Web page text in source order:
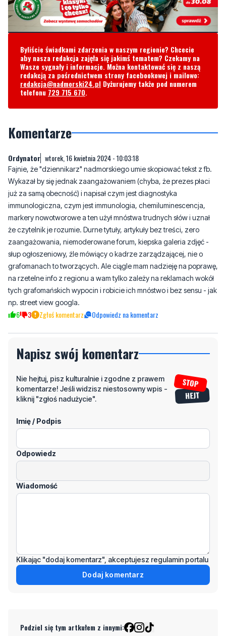
Byliście świadkami zdarzenia w naszym regionie? Chcecie
aby nasza redakcja zajęła się jakimś tematem? Czekamy na
Wasze sygnały i informacje. Można kontaktować się z naszą
redakcja@nadmorski24.plDyżurujemy także pod numerem
telefonu729 715 670.
Komentarze
Fajnie, że "dziennikarz" nadmorskiego umie skopiować tekst z fb.
już za samą obecność) i napisał czym jest diagnostyka
immunologiczna, czym jest immunologia, chemiluminescencja,
markery nowotworowe a ten użył mnóstwa trudnych słów i uznał
że czytelnik je rozumie. Durne tytuły, artykuły bez treści, zero
zaangażowania, niemoderowane forum, kiepska galeria zdjęć -
słup ogłoszeniowy, źle mówiący o kadrze zarządzającej, nie o
grafomanach to tworzących. Ale ciągle mam nadzieję na poprawę,
na rzetelne info z regionu a wam tylko zależy na reklamach wokół
tych grafomańskich wypocin i robicie ich mnóstwo i bez sensu - jak
np. street view googla.
6 3 Zgłoś komentarz Odpowiedz na komentarz
Napisz swój komentarz
komentarze! Jeśli widzisz niestosowny wpis -
kliknij "zgłoś nadużycie".
Imię / Podpis
Odpowiedz
Wiadomość